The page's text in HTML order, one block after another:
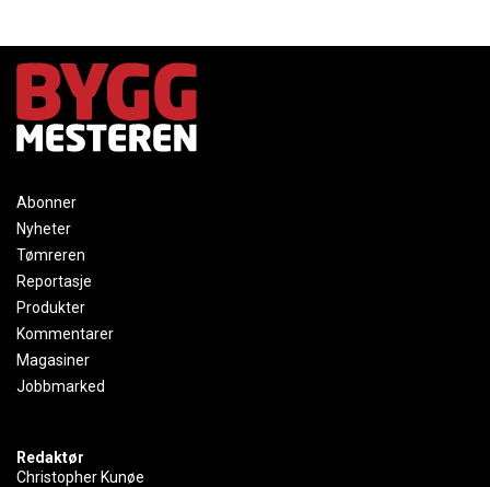
Abonner
Nyheter
Tømreren
Reportasje
Produkter
Kommentarer
Magasiner
Jobbmarked
Redaktør
Christopher Kunøe